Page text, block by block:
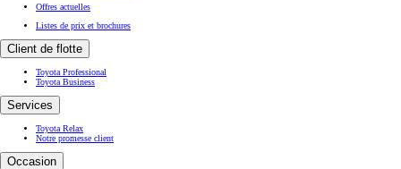
Offres actuelles
Listes de prix et brochures
Client de flotte
Toyota Professional
Toyota Business
Services
Toyota Relax
Notre promesse client
Occasion